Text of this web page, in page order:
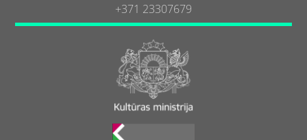
+371 23307679